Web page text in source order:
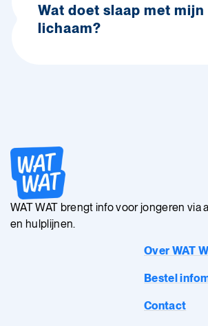
Wat doet slaap met mijn
lichaam?
WAT WAT brengt info voor jongeren via
en hulplijnen.
Over WAT
Bestel
Contact